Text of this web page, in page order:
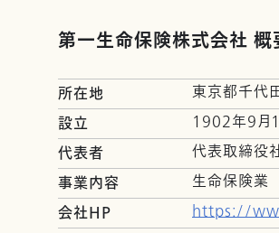
第一生命保険株式会社 概
所在地
東京都千代
設立
1902年9月
代表者
代表取締役
事業内容
生命保険業
会社HP
https://